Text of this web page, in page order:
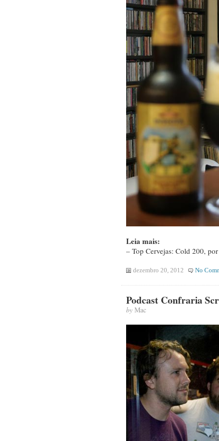
Leia mais:
– Top Cervejas: Cold 200,
dezembro 20, 2012 No
Podcast Confraria
byMac